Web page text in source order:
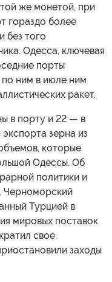
же монетой, при
гораздо более
без того
Одесса, ключевая
порты
ним в июле ним
ракет.
в порту и 22 — в
зерна из
которые
Одессы. Об
политики и
Черноморский
Турцией в
мировых поставок
свое
заходы